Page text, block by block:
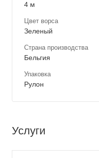
4 м
Цвет ворса
Зеленый
Страна производства
Бельгия
Упаковка
Рулон
Услуги